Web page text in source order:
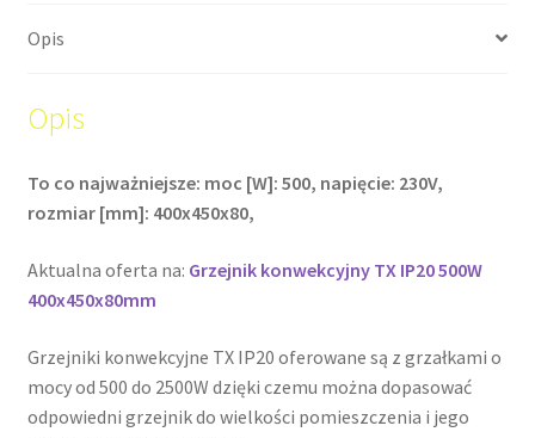
Opis
Opis
To co najważniejsze: moc [W]: 500, napięcie: 230V,
rozmiar [mm]: 400x450x80,
Aktualna oferta na: Grzejnik konwekcyjny TX IP20 500W
400x450x80mm
Grzejniki konwekcyjne TX IP20 oferowane są z grzałkami o
mocy od 500 do 2500W dzięki czemu można dopasować
odpowiedni grzejnik do wielkości pomieszczenia i jego